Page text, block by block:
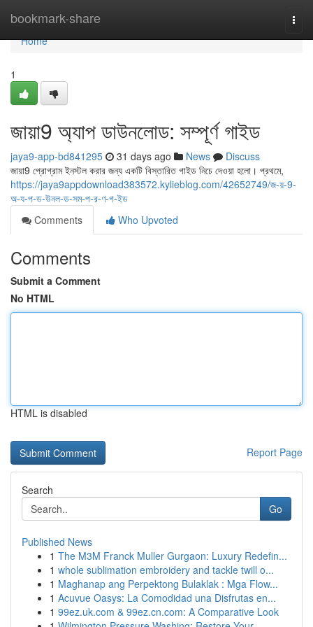
bookmark-share
Home
Home
1
জায়া9 অ্যাপ ডাউনলোড: সম্পূর্ণ গাইড
jaya9-app-bd841295 31 days ago News
Discuss
জায়া9 প্রোগ্রাম ইনস্টল করার জন্য একটি বিস্তারিত গাইড নিচে দেওয়া হলো। প্রথমে,
https://jaya9appdownload383572.kylieblog.com/42652749/জ-য়-9-
অ-য-প-ড-উনল-ড-সম-প-র-ণ-গ-ইড
Comments
Who Upvoted
Comments
Submit a Comment
No HTML
HTML is disabled
Report Page
Search
Go
Published News
1 The M3M Franck Muller Gurgaon: Luxury Redefin...
1 whole sublimation embroidery and tackle twill o...
1 Maghanap ang Perpektong Bulaklak : Mga Flow...
1 Acuvue Oasys: La Comodidad una Disfrutas en...
1 99ez.uk.com & 99ez.cn.com: A Comparative Look